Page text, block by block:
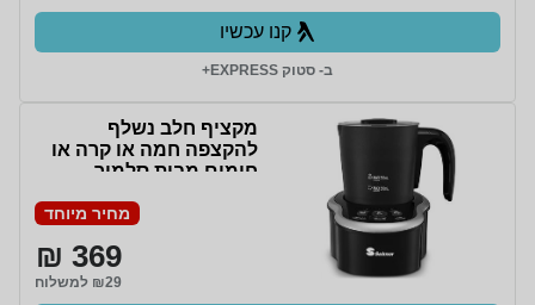
קנו עכשיו
ב- סטוק EXPRESS+
מקציף חלב נשלף
להקצפה חמה או קרה או
חימום מבית סלמור
מחיר מיוחד
369 ₪
₪29 למשלוח